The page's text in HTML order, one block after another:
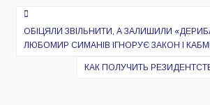
Навигация
по
ОБІЦЯЛИ ЗВІЛЬНИТИ, А ЗАЛИШИЛИ
ЛЮБОМИР СИМАНІВ ІГНОРУЄ ЗАКОН І
КАК ПОЛУЧИТЬ